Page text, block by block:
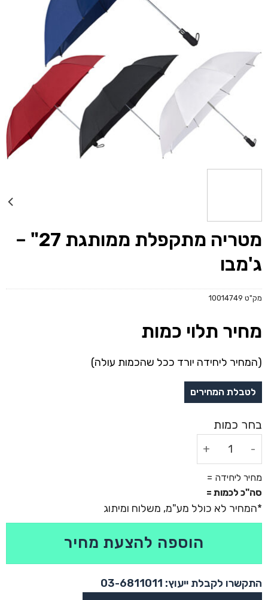
מטריה מתקפלת ממותגת 27" –
ג'מבו
מק"ט 10014749
מחיר תלוי כמות
(המחיר ליחידה יורד ככל שהכמות עולה)
סה"כ לכמות =
מחיר ליחידה =
הוספה להצעת מחיר
התקשרו לקבלת ייעוץ: 03-6811011